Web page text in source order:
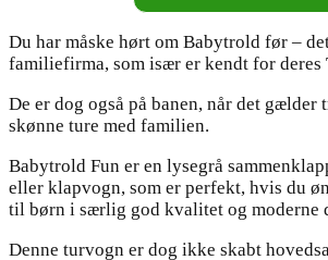
Du har måske hørt om Babytrold før –
familiefirma, som især er kendt for deres
De er dog også på banen, når det
skønne ture med familien.
Babytrold Fun er en lysegrå
eller klapvogn, som er perfekt, hvis du
til børn i særlig god kvalitet og moderne
Denne turvogn er dog ikke skabt